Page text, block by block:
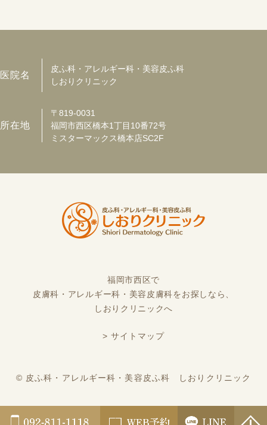
医院名
皮ふ科・アレルギー科・美容皮ふ科
しおりクリニック
所在地
〒819-0031
福岡市西区橋本1丁目10番72号
ミスターマックス橋本店SC2F
福岡市西区で
皮膚科・アレルギー科・美容皮膚科をお探しなら、
しおりクリニックへ
> サイトマップ
©︎ 皮ふ科・アレルギー科・美容皮ふ科 しおりクリニック